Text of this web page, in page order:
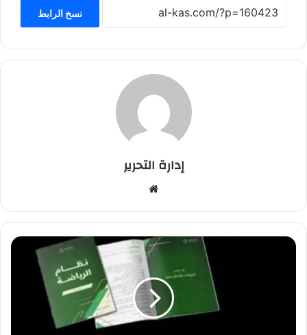
نسخ الرابط
إدارة التحرير
الوي
ب
و